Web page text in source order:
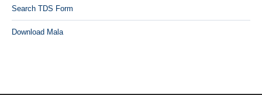
Search TDS Form
Download Mala